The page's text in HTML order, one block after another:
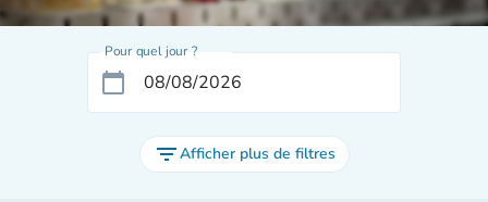
Pour quel jour ?
calendar_today
filter_listAfficher plus de filtres